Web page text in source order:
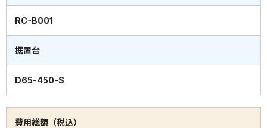
RC-B001
据置台
D65-450-S
費用総額（税込）